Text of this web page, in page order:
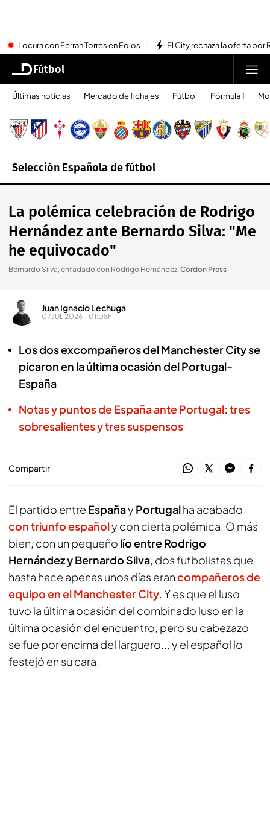
Locura con Ferran Torres en Foios El City rechaza la oferta por
Fútbol
Últimas noticias Mercado de fichajes Fútbol Fórmula 1
Selección Española de fútbol
La polémica celebración de Rodrigo
Hernández ante Bernardo Silva: "Me
he equivocado"
Bernardo Silva, enfadado con Rodrigo Hernández.Cordon Press
Juan Ignacio Lechuga
07 JUL 2026 - 01:08h.
Los dos excompañeros del Manchester City se
picaron en la última ocasión del Portugal-
España
Notas y puntos de España ante Portugal: tres
sobresalientes y tres suspensos
Compartir
El partido entre Españay Portugalha acabado
con triunfo españoly con cierta polémica. O más
bien, con un pequeño lío entre Rodrigo
Hernández y Bernardo Silva, dos futbolistas que
hasta hace apenas unos días erancompañeros de
equipo en el Manchester City. Y es que el luso
tuvo la última ocasión del combinado luso en la
última ocasión del encuentro, pero su cabezazo
se fue por encima del larguero... y el español lo
festejó en su cara.